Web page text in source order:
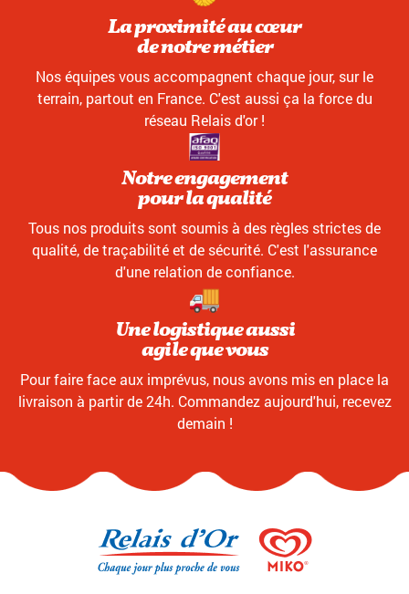
La proximité au cœur
de notre métier
Nos équipes vous accompagnent chaque jour, sur le
terrain, partout en France. C'est aussi ça la force du
réseau Relais d'or !
Notre engagement
pour la qualité
Tous nos produits sont soumis à des règles strictes de
qualité, de traçabilité et de sécurité. C'est l'assurance
d'une relation de confiance.
Une logistique aussi
agile que vous
Pour faire face aux imprévus, nous avons mis en place la
livraison à partir de 24h. Commandez aujourd'hui, recevez
demain !